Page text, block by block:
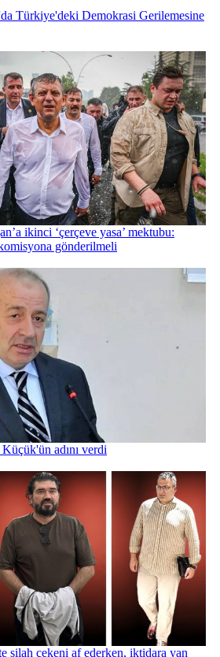
Türkiye'deki Demokrasi Gerilemesine
ikinci ‘çerçeve yasa’ mektubu:
gönderilmeli
adını verdi
silah çekeni af ederken, iktidara yan